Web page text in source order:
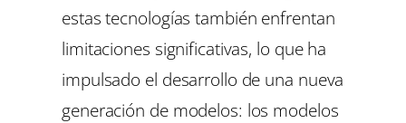
estas tecnologías también enfrentan
limitaciones significativas, lo que ha
impulsado el desarrollo de una nueva
generación de modelos: los modelos